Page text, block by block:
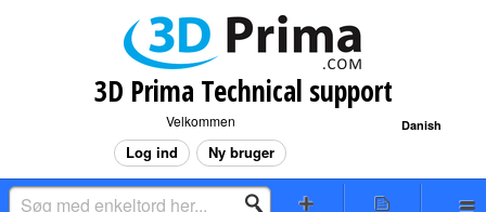
3D Prima Technical support
Danish
Velkommen
Log ind Ny bruger